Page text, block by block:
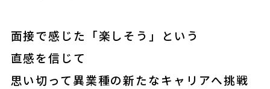
面接で感じた「楽しそう」という
直感を信じて
思い切って異業種の新たなキャリアへ挑戦